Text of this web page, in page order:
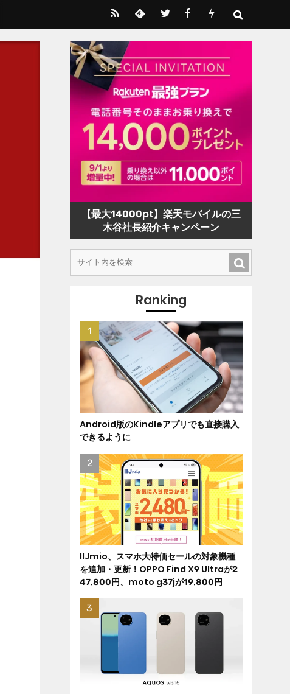
【最大14000pt】楽天モバイルの三
木谷社長紹介キャンペーン
Ranking
Android版のKindleアプリでも直接購入
できるように
IIJmio、スマホ大特価セールの対象機種
を追加・更新！OPPO Find X9 Ultraが2
47,800円、moto g37jが19,800円